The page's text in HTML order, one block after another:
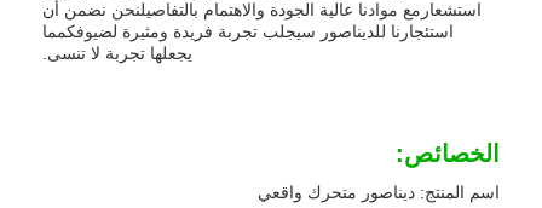
استشعارمع موادنا عالية الجودة والاهتمام بالتفاصيلنحن نضمن أن
استئجارنا للديناصور سيجلب تجربة فريدة ومثيرة لضيوفكمما
يجعلها تجربة لا تنسى.
الخصائص:
اسم المنتج: ديناصور متحرك واقعي